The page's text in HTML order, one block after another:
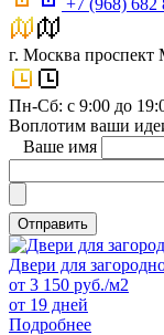
+7 (968) 682
г. Москва проспект
Пн-Сб: с 9:00 до
Воплотим ваши
Ваше имя
Отправить
Двери для
от 3 150 руб./м2
от 19 дней
Подробнее